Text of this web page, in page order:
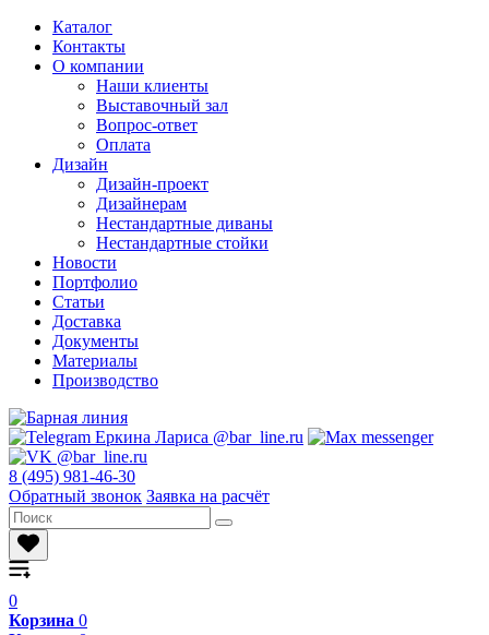
Каталог
Контакты
О компании
Наши клиенты
Выставочный зал
Вопрос-ответ
Оплата
Дизайн
Дизайн-проект
Дизайнерам
Нестандартные диваны
Нестандартные стойки
Новости
Портфолио
Статьи
Доставка
Документы
Материалы
Производство
8 (495) 981-46-30
Обратный звонок Заявка на расчёт
0
Корзина 0